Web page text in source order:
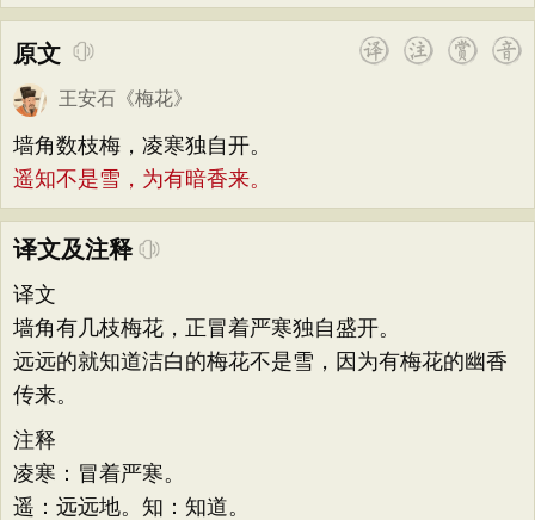
原文
王安石 《梅花》
墙角数枝梅，凌寒独自开。
遥知不是雪，为有暗香来。
译文及注释
译文
墙角有几枝梅花，正冒着严寒独自盛开。
远远的就知道洁白的梅花不是雪，因为有梅花的幽香
传来。
注释
凌寒：冒着严寒。
遥：远远地。知：知道。